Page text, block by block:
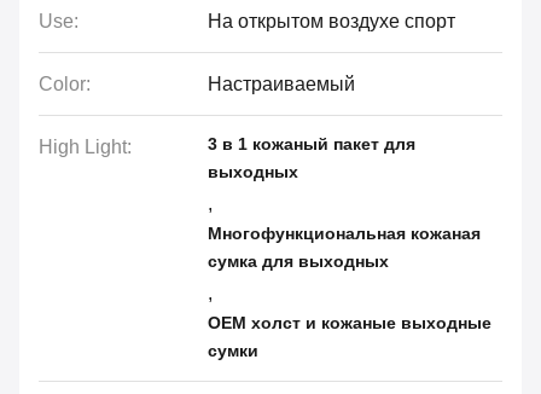
Use: На открытом воздухе спорт
Color: Настраиваемый
High Light:
3 в 1 кожаный пакет для
выходных
,
Многофункциональная кожаная
сумка для выходных
,
OEM холст и кожаные выходные
сумки